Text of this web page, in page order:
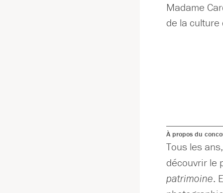
Madame
de la culture
À propos du
Tous les
découvrir le
patrimoine.